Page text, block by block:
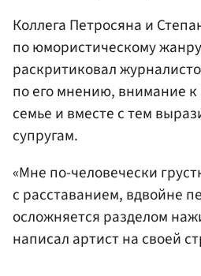
Коллега Петросяна и
по юмористическому жанру
раскритиковал
по его мнению, внимание
семье и вместе с тем
супругам.
«Мне по-человечески
с расставанием, вдвойне
осложняется разделом
написал артист на своей